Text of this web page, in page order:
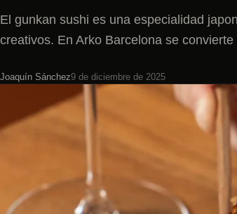
El gunkan sushi es una especialidad
creativos. En Arko Barcelona se
Joaquín Sánchez9 de diciembre de 2025